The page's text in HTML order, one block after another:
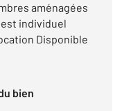
aménagées
individuel
Disponible
bien